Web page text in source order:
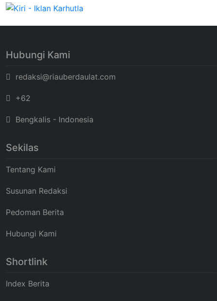
Hubungi Kami
redaksi@riauberdaulat.com
+62
Bengkalis - Indonesia
Sekilas
Tentang Kami
Susunan Redaksi
Pedoman Berita
Hubungi Kami
Shortlink
Index Berita